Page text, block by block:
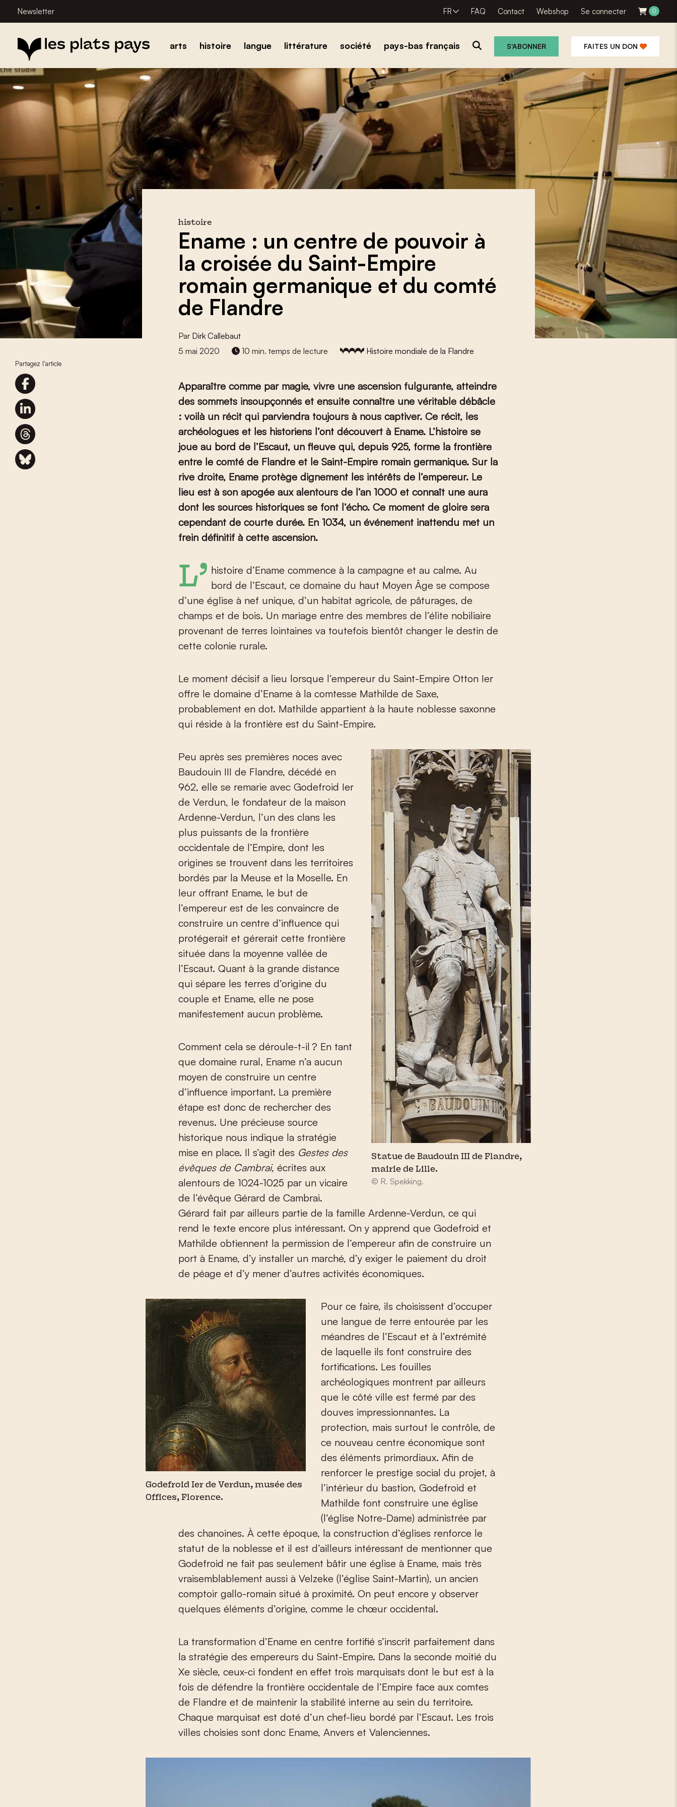
Newsletter FR FAQ Contact Webshop Se connecter 0
arts histoire langue littérature société pays-bas français S'ABONNER FAITES UN DON
Partagez l'article
histoire
Ename : un centre de pouvoir à
la croisée du Saint-Empire
romain germanique et du comté
de Flandre
Par Dirk Callebaut
5 mai 2020
10 min. temps de lecture Histoire mondiale de la Flandre
Apparaître comme par magie, vivre une ascension fulgurante, atteindre
des sommets insoupçonnés et ensuite connaître une véritable débâcle
: voilà un récit qui parviendra toujours à nous captiver. Ce récit, les
archéologues et les historiens l’ont découvert à Ename. L’histoire se
joue au bord de l’Escaut, un fleuve qui, depuis 925, forme la frontière
entre le comté de Flandre et le Saint-Empire romain germanique. Sur la
rive droite, Ename protège dignement les intérêts de l’empereur. Le
lieu est à son apogée aux alentours de l’an 1000 et connaît une aura
dont les sources historiques se font l’écho. Ce moment de gloire sera
cependant de courte durée. En 1034, un événement inattendu met un
frein définitif à cette ascension.
L’histoire d’Ename commence à la campagne et au calme. Au bord de l’Escaut, ce domaine du haut Moyen Âge se compose
d’une église à nef unique, d’un habitat agricole, de pâturages, de
champs et de bois. Un mariage entre des membres de l’élite nobiliaire
provenant de terres lointaines va toutefois bientôt changer le destin de
cette colonie rurale.
Le moment décisif a lieu lorsque l’empereur du Saint-Empire Otton Ier
offre le domaine d’Ename à la comtesse Mathilde de Saxe,
probablement en dot. Mathilde appartient à la haute noblesse saxonne
qui réside à la frontière est du Saint-Empire.
Statue de Baudouin III de Flandre,
mairie de Lille.
© R. Spekking.
Peu après ses premières noces avec
Baudouin III de Flandre, décédé en
962, elle se remarie avec Godefroid Ier
de Verdun, le fondateur de la maison
Ardenne-Verdun, l’un des clans les
plus puissants de la frontière
occidentale de l’Empire, dont les
origines se trouvent dans les territoires
bordés par la Meuse et la Moselle. En
leur offrant Ename, le but de
l’empereur est de les convaincre de
construire un centre d’influence qui
protégerait et gérerait cette frontière
située dans la moyenne vallée de
l’Escaut. Quant à la grande distance
qui sépare les terres d’origine du
couple et Ename, elle ne pose
manifestement aucun problème.
Comment cela se déroule-t-il ? En tant
que domaine rural, Ename n’a aucun
moyen de construire un centre
d’influence important. La première
étape est donc de rechercher des
revenus. Une précieuse source
historique nous indique la stratégie
mise en place. Il s’agit des Gestes des
évêques de Cambrai, écrites aux
alentours de 1024-1025 par un vicaire
de l’évêque Gérard de Cambrai.
Gérard fait par ailleurs partie de la famille Ardenne-Verdun, ce qui
rend le texte encore plus intéressant. On y apprend que Godefroid et
Mathilde obtiennent la permission de l’empereur afin de construire un
port à Ename, d’y installer un marché, d’y exiger le paiement du droit
de péage et d’y mener d’autres activités économiques.
Godefroid Ier de Verdun, musée des
Offices, Florence.
Pour ce faire, ils choisissent d’occuper
une langue de terre entourée par les
méandres de l’Escaut et à l’extrémité
de laquelle ils font construire des
fortifications. Les fouilles
archéologiques montrent par ailleurs
que le côté ville est fermé par des
douves impressionnantes. La
protection, mais surtout le contrôle, de
ce nouveau centre économique sont
des éléments primordiaux. Afin de
renforcer le prestige social du projet, à
l’intérieur du bastion, Godefroid et
Mathilde font construire une église
(l’église Notre-Dame) administrée par
des chanoines. À cette époque, la construction d’églises renforce le
statut de la noblesse et il est d’ailleurs intéressant de mentionner que
Godefroid ne fait pas seulement bâtir une église à Ename, mais très
vraisemblablement aussi à Velzeke (l’église Saint-Martin), un ancien
comptoir gallo-romain situé à proximité. On peut encore y observer
quelques éléments d’origine, comme le chœur occidental.
La transformation d’Ename en centre fortifié s’inscrit parfaitement dans
la stratégie des empereurs du Saint-Empire. Dans la seconde moitié du
Xe siècle, ceux-ci fondent en effet trois marquisats dont le but est à la
fois de défendre la frontière occidentale de l’Empire face aux comtes
de Flandre et de maintenir la stabilité interne au sein du territoire.
Chaque marquisat est doté d’un chef-lieu bordé par l’Escaut. Les trois
villes choisies sont donc Ename, Anvers et Valenciennes.